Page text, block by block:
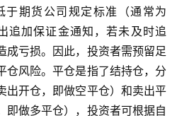
于期货公司规定标准（通常为
追加保证金通知，若未及时追
成亏损。因此，投资者需预留足
仓风险。平仓是指了结持仓，分
出开仓，即做空平仓）和卖出平
即做多平仓），投资者可根据自